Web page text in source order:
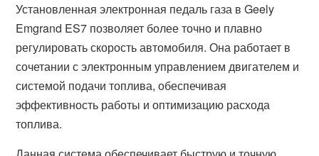
Установленная электронная педаль газа в Geely
Emgrand ES7 позволяет более точно и плавно
регулировать скорость автомобиля. Она работает в
сочетании с электронным управлением двигателем и
системой подачи топлива, обеспечивая
эффективность работы и оптимизацию расхода
топлива.